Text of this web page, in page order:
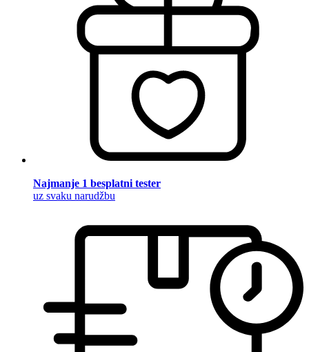
Najmanje 1 besplatni tester
uz svaku narudžbu